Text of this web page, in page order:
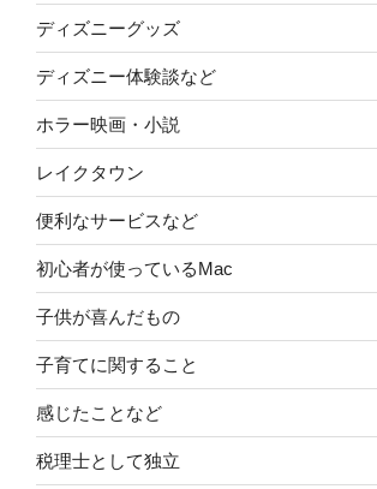
ディズニーグッズ
ディズニー体験談など
ホラー映画・小説
レイクタウン
便利なサービスなど
初心者が使っているMac
子供が喜んだもの
子育てに関すること
感じたことなど
税理士として独立